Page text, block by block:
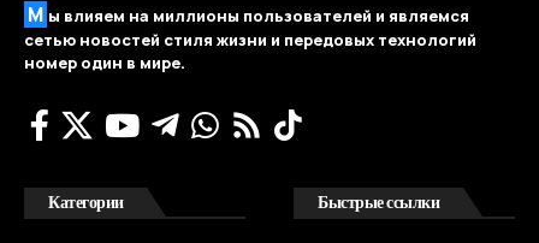
М ы влияем на миллионы пользователей и являемся
сетью новостей стиля жизни и передовых технологий
номер один в мире.
Категории Быстрые ссылки